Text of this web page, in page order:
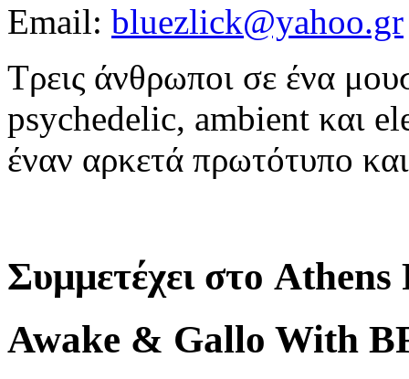
Email: bluezlick@yahoo.gr
Τρεις άνθρωποι σε ένα
psychedelic, ambient και
έναν αρκετά πρωτότυπο
Συμμετέχει στο
Awake & Gallo With